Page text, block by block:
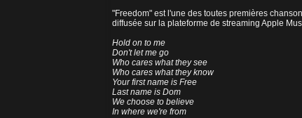
"Freedom" est l'une des toutes premières
diffusée sur la plateforme de streaming Apple
Hold on to me
Don't let me go
Who cares what they see
Who cares what they know
Your first name is Free
Last name is Dom
We choose to believe
In where we're from